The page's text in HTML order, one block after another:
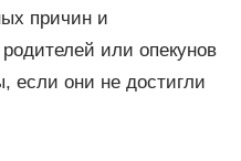
причин и
или опекунов
если они не достигли